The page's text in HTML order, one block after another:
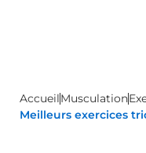
AccueilMusculation
Meilleurs exercices